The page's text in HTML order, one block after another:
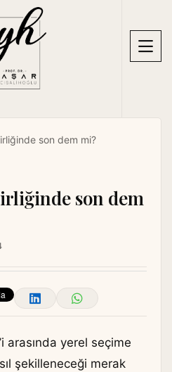
son dem mi?
son dem
arasında yerel seçime
şekilleneceği merak